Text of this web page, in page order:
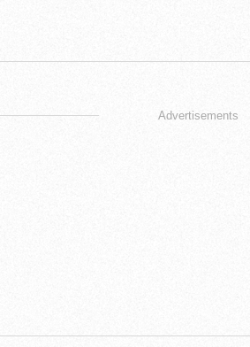
Advertisements